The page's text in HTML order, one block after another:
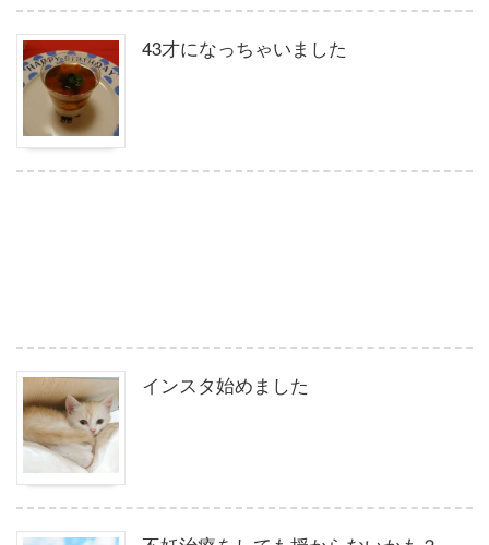
43才になっちゃいました
インスタ始めました